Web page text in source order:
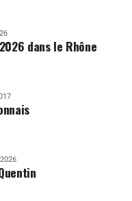
dans le Rhône